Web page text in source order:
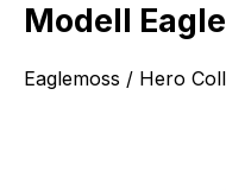
Modell
Eaglemoss / Hero